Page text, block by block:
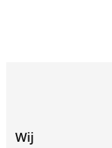
Wij